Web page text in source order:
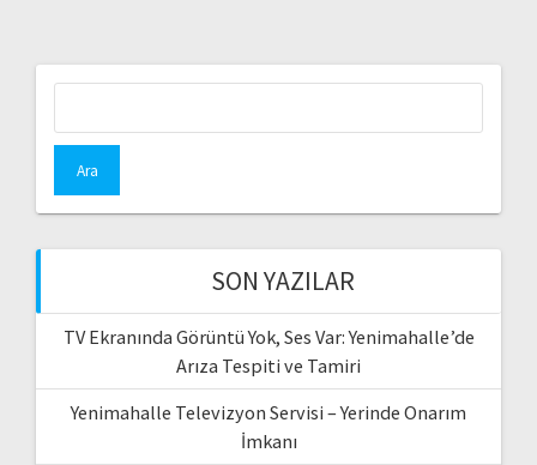
SON YAZILAR
TV Ekranında Görüntü Yok, Ses Var: Yenimahalle’de
Arıza Tespiti ve Tamiri
Yenimahalle Televizyon Servisi – Yerinde Onarım
İmkanı